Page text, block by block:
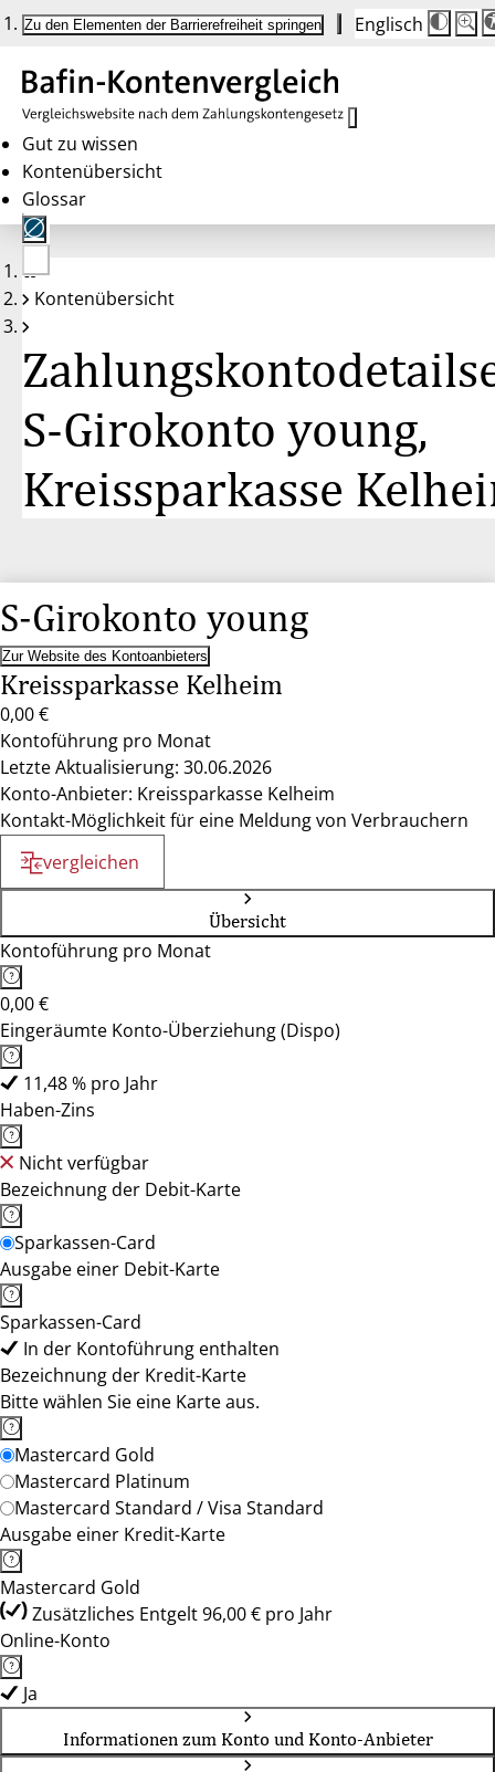
Zu den Elementen der Barrierefreiheit springen Englisch
Die
auf
100
100
Gut zu wissen
Kontenübersicht
Glossar
Keine
Konten
Kontenübersicht
S-Girokonto young,
Kreissparkasse
S-Girokonto young
Zur Website des Kontoanbieters
Kreissparkasse Kelheim
0,00 €
Kontoführung pro Monat
Letzte Aktualisierung: 30.06.2026
Konto-Anbieter: Kreissparkasse Kelheim
Kontakt-Möglichkeit für eine Meldung von Verbrauchern
vergleichen
Übersicht
Kontoführung pro Monat
0,00 €
Eingeräumte Konto-Überziehung (Dispo)
11,48 % pro Jahr
Haben-Zins
Nicht verfügbar
Bezeichnung der Debit-Karte
Sparkassen-Card
Ausgabe einer Debit-Karte
Sparkassen-Card
In der Kontoführung enthalten
Bezeichnung der Kredit-Karte
Bitte wählen Sie eine Karte aus.
Mastercard Gold
Mastercard Platinum
Mastercard Standard / Visa Standard
Ausgabe einer Kredit-Karte
Mastercard Gold
Zusätzliches Entgelt 96,00 € pro Jahr
Online-Konto
Ja
Informationen zum Konto und Konto-Anbieter